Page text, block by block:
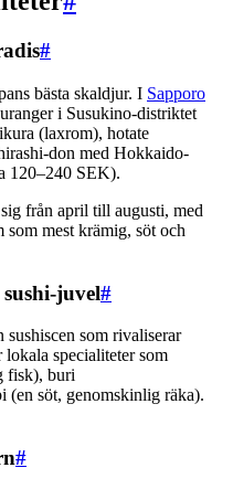
#
bästa skaldjur. I Sapporo
i Susukino-distriktet
(laxrom), hotate
don med Hokkaido-
120–240 SEK).
från april till augusti, med
mest krämig, söt och
juvel#
sushiscen som rivaliserar
specialiteter som
fisk), buri
(en söt, genomskinlig räka).
#